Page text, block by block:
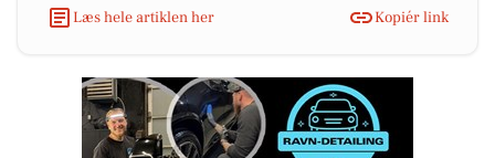
Læs hele artiklen her
Kopiér link